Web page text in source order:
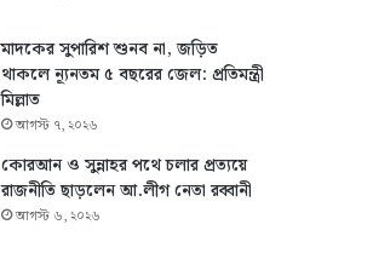
মাদকের সুপারিশ শুনব না, জড়িত
থাকলে ন্যূনতম ৫ বছরের জেল: প্রতিমন্ত্রী
মিল্লাত
আগস্ট ৭, ২০২৬
কোরআন ও সুন্নাহর পথে চলার প্রত্যয়ে
রাজনীতি ছাড়লেন আ.লীগ নেতা রব্বানী
আগস্ট ৬, ২০২৬